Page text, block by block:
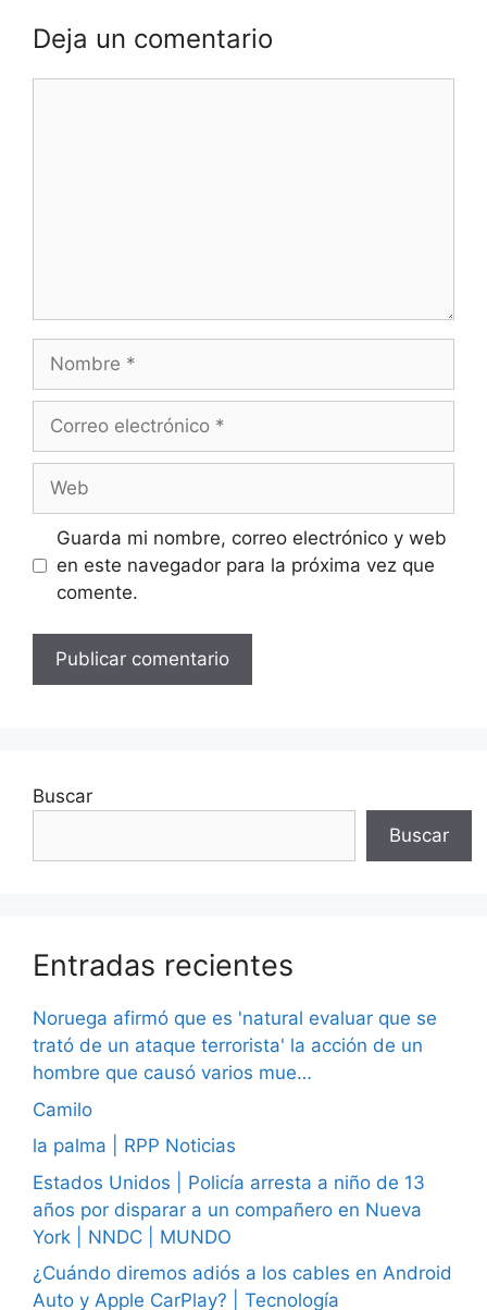
Deja un comentario
electrónico
Guarda mi nombre, correo electrónico y web
en este navegador para la próxima vez que
comente.
Buscar
Buscar
Entradas recientes
Noruega afirmó que es 'natural evaluar que se
trató de un ataque terrorista' la acción de un
hombre que causó varios mue…
Camilo
la palma | RPP Noticias
Estados Unidos | Policía arresta a niño de 13
años por disparar a un compañero en Nueva
York | NNDC | MUNDO
¿Cuándo diremos adiós a los cables en Android
Auto y Apple CarPlay? | Tecnología